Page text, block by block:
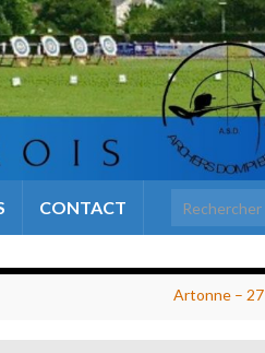
CONTACT Search for:
Artonne –